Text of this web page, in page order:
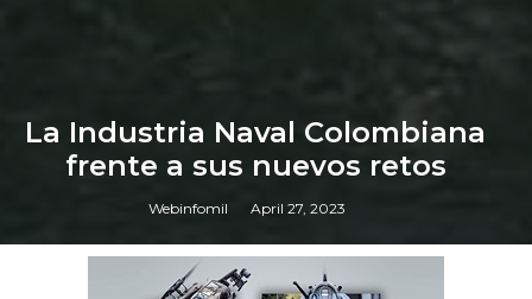
La Industria Naval Colombiana
frente a sus nuevos retos
Webinfomil April 27, 2023